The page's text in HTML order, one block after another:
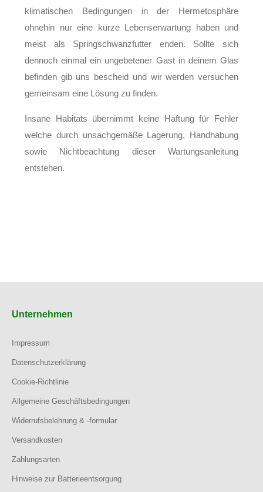
klimatischen Bedingungen in der Hermetosphäre
ohnehin nur eine kurze Lebenserwartung haben und
meist als Springschwanzfutter enden. Sollte sich
dennoch einmal ein ungebetener Gast in deinem Glas
befinden gib uns bescheid und wir werden versuchen
gemeinsam eine Lösung zu finden.
Insane Habitats übernimmt keine Haftung für Fehler
welche durch unsachgemäße Lagerung, Handhabung
sowie Nichtbeachtung dieser Wartungsanleitung
entstehen.
Unternehmen
Impressum
Datenschutzerklärung
Cookie-Richtlinie
Allgemeine Geschäftsbedingungen
Widerrufsbelehrung & -formular
Versandkosten
Zahlungsarten
Hinweise zur Batterieentsorgung